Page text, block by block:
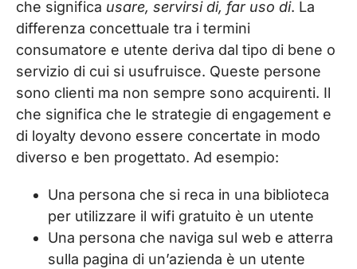
che significa usare, servirsi di, far uso di. La
differenza concettuale tra i termini
consumatore e utente deriva dal tipo di bene o
servizio di cui si usufruisce. Queste persone
sono clienti ma non sempre sono acquirenti. Il
che significa che le strategie di engagement e
di loyalty devono essere concertate in modo
diverso e ben progettato. Ad esempio:
Una persona che si reca in una biblioteca
per utilizzare il wifi gratuito è un utente
Una persona che naviga sul web e atterra
sulla pagina di un’azienda è un utente